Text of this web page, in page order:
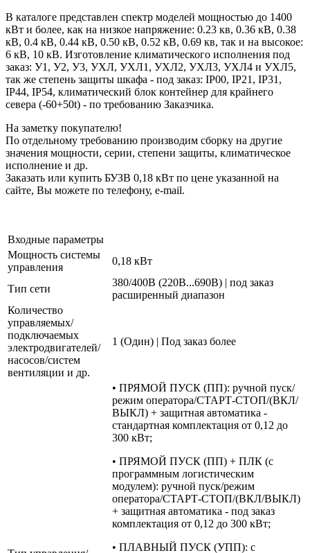
В каталоге представлен спектр моделей мощностью до 1400
кВт и более, как на низкое напряжение: 0.23 кв, 0.36 кВ, 0.38
кВ, 0.4 кВ, 0.44 кВ, 0.50 кВ, 0.52 кВ, 0.69 кв, так и на высокое:
6 кВ, 10 кВ. Изготовление климатического исполнения под
заказ: У1, У2, У3, УХЛ, УХЛ1, УХЛ2, УХЛ3, УХЛ4 и УХЛ5,
так же степень защиты шкафа - под заказ: IP00, IP21, IP31,
IP44, IP54, климатический блок контейнер для крайнего
севера (-60+50t) - по требованию Заказчика.
На заметку покупателю!
По отдельному требованию производим сборку на другие
значения мощности, серии, степени защиты, климатическое
исполнение и др.
Заказать или купить БУЗВ 0,18 кВт по цене указанной на
сайте, Вы можете по телефону, e-mail.
Входные параметры
Мощность системы
управления
0,18 кВт
Тип сети
380/400В (220В...690В) | под заказ
расширенный диапазон
Количество
управляемых/
подключаемых
электродвигателей/
насосов/систем
вентиляции и др.
1 (Один) | Под заказ более
• ПРЯМОЙ ПУСК (ПП): ручной пуск/
режим оператора/СТАРТ-СТОП/(ВКЛ/
ВЫКЛ) + защитная автоматика -
стандартная комплектация от 0,12 до
300 кВт;
• ПРЯМОЙ ПУСК (ПП) + ПЛК (с
программным логистическим
модулем): ручной пуск/режим
оператора/СТАРТ-СТОП/(ВКЛ/ВЫКЛ)
+ защитная автоматика - под заказ
комплектация от 0,12 до 300 кВт;
• ПЛАВНЫЙ ПУСК (УПП): с